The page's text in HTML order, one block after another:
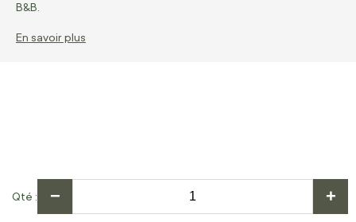
B&B.
En savoir plus
Qté − +